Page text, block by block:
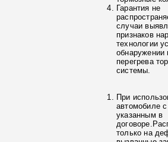
Гарантия не
случаи
признаков
технологии
обнаружении
перегрева
системы.
При
автомобиле
указанным в
только на